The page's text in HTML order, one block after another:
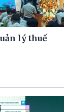
lý thuế